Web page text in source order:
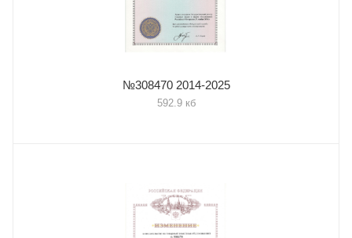
№308470 2014-2025
592.9 кб